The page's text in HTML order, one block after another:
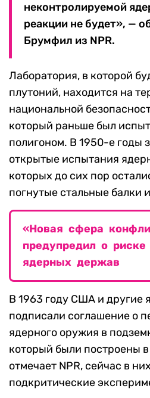
неконтролируемой
реакции не будет», —
Брумфил из NPR.
Лаборатория, в которой
плутоний, находится на
национальной
который раньше был
полигоном. В 1950-е годы
открытые испытания
которых до сих пор
погнутые стальные балки
«Новая сфера
предупредил о риске
ядерных держав
В 1963 году США и другие
подписали соглашение о
ядерного оружия в
который были построены
отмечает NPR, сейчас в
подкритические